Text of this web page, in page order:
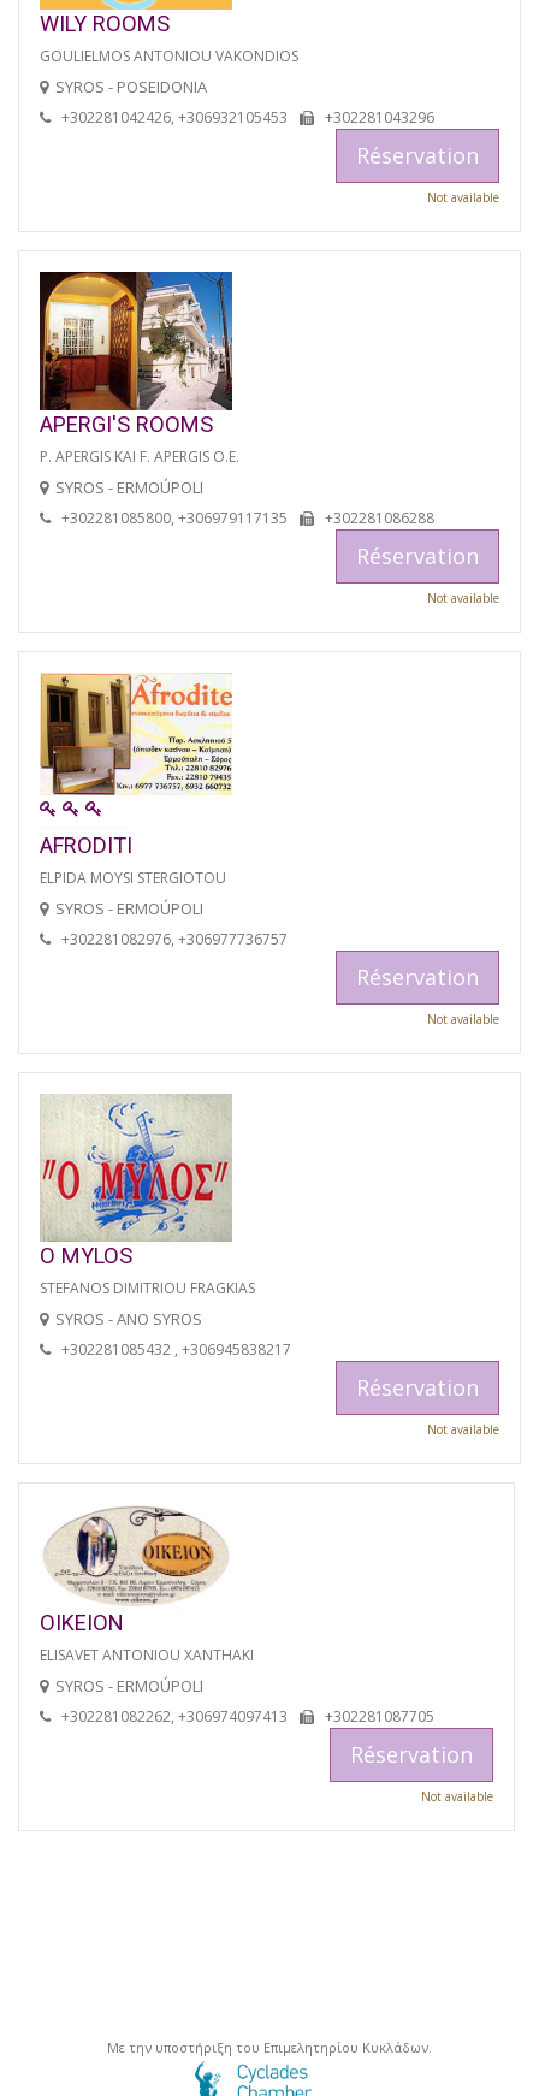
WILY ROOMS
GOULIELMOS ANTONIOU VAKONDIOS
SYROS - POSEIDONIA
+302281042426, +306932105453 +302281043296
Réservation
Not available
APERGI'S ROOMS
P. APERGIS KAI F. APERGIS O.E.
SYROS - ERMOÚPOLI
+302281085800, +306979117135 +302281086288
Réservation
Not available
AFRODITI
ELPIDA MOYSI STERGIOTOU
SYROS - ERMOÚPOLI
+302281082976, +306977736757
Réservation
Not available
O MYLOS
STEFANOS DIMITRIOU FRAGKIAS
SYROS - ANO SYROS
+302281085432 , +306945838217
Réservation
Not available
OIKEION
ELISAVET ANTONIOU XANTHAKI
SYROS - ERMOÚPOLI
+302281082262, +306974097413 +302281087705
Réservation
Not available
Με την υποστήριξη του Επιμελητηρίου Κυκλάδων.